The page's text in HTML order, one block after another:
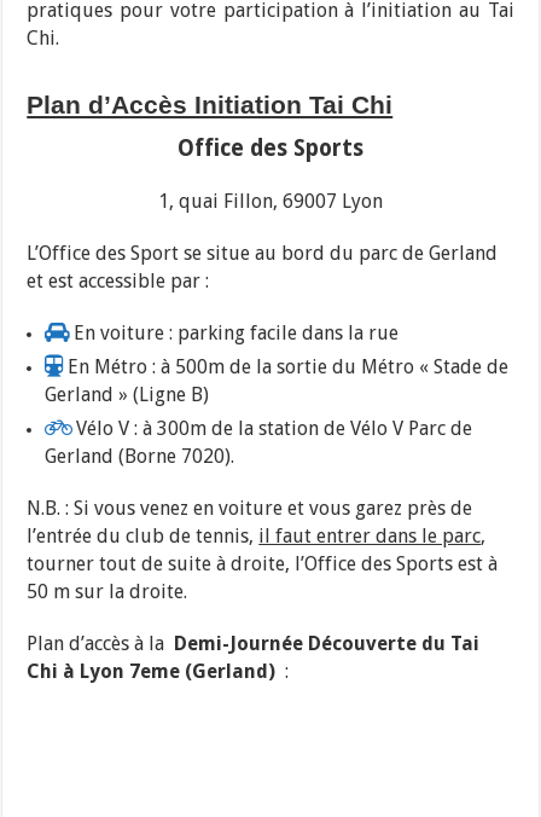
pratiques pour votre participation à l’initiation au Tai
Chi.
Plan d’Accès Initiation Tai Chi
Office des Sports
1, quai Fillon, 69007 Lyon
L’Office des Sport se situe au bord du parc de Gerland
et est accessible par :
En voiture : parking facile dans la rue
En Métro : à 500m de la sortie du Métro « Stade de
Gerland » (Ligne B)
Vélo V : à 300m de la station de Vélo V Parc de
Gerland (Borne 7020).
N.B. : Si vous venez en voiture et vous garez près de
l’entrée du club de tennis, il faut entrer dans le parc,
tourner tout de suite à droite, l’Office des Sports est à
50 m sur la droite.
Plan d’accès à la Demi-Journée Découverte du Tai
Chi à Lyon 7eme (Gerland) :